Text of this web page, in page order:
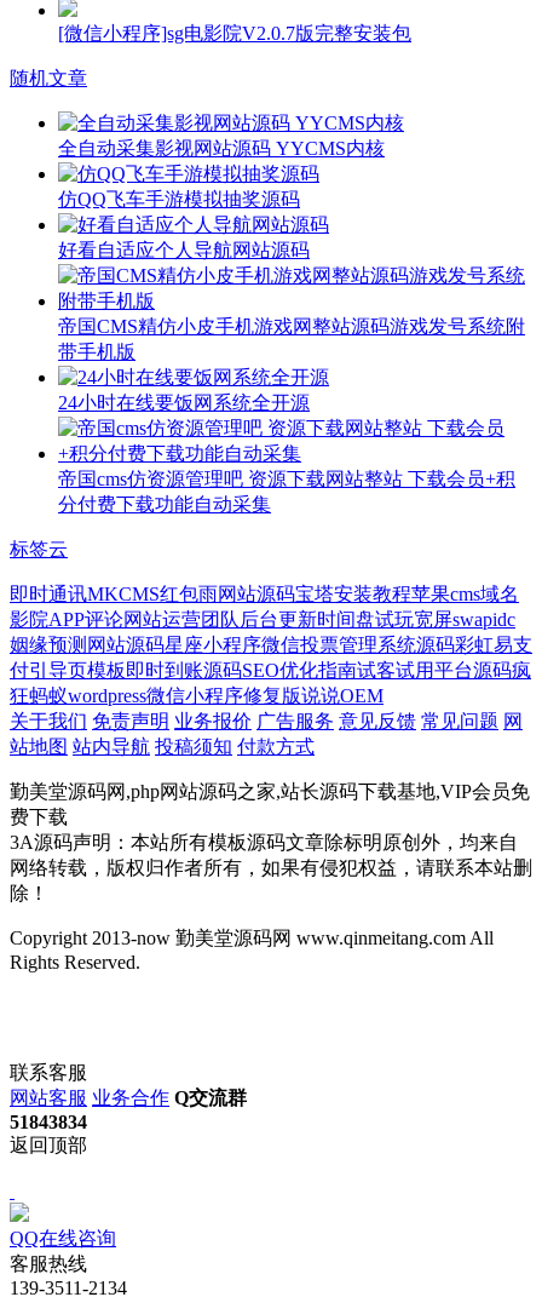
[微信小程序]sg电影院V2.0.7版完整安装包
随机文章
全自动采集影视网站源码 YYCMS内核
仿QQ飞车手游模拟抽奖源码
好看自适应个人导航网站源码
帝国CMS精仿小皮手机游戏网整站源码游戏发号系统附
带手机版
24小时在线要饭网系统全开源
帝国cms仿资源管理吧 资源下载网站整站 下载会员+积
分付费下载功能自动采集
标签云
即时通讯MKCMS红包雨网站源码宝塔安装教程苹果cms域名
影院APP评论网站运营团队 后台更新时间盘试玩宽屏swapidc
姻缘预测网站源码星座小程序微信投票管理系统源码彩虹易支
付引导页模板 即时到账源码SEO优化指南试客试用平台源码疯
狂蚂蚁wordpress微信小程序修复版说说OEM
关于我们 免责声明 业务报价 广告服务 意见反馈 常见问题 网
站地图 站内导航 投稿须知 付款方式
勤美堂源码网,php网站源码之家,站长源码下载基地,VIP会员免
费下载
3A源码声明：本站所有模板源码文章除标明原创外，均来自
网络转载，版权归作者所有，如果有侵犯权益，请联系本站删
除！
Copyright 2013-now 勤美堂源码网 www.qinmeitang.com All
Rights Reserved.
联系客服
网站客服 业务合作 Q交流群
51843834
返回顶部
QQ在线咨询
客服热线
139-3511-2134